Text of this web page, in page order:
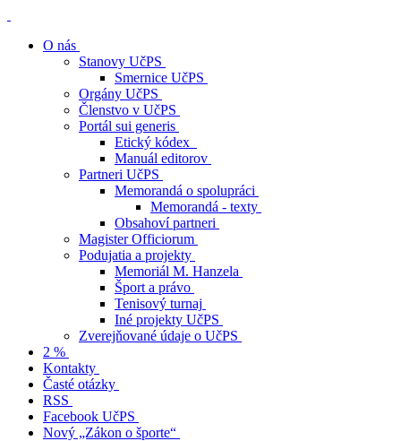
O nás
Stanovy UčPS
Smernice UčPS
Orgány UčPS
Členstvo v UčPS
Portál sui generis
Etický kódex
Manuál editorov
Partneri UčPS
Memorandá o spolupráci
Memorandá - texty
Obsahoví partneri
Magister Officiorum
Podujatia a projekty
Memoriál M. Hanzela
Šport a právo
Tenisový turnaj
Iné projekty UčPS
Zverejňované údaje o UčPS
2 %
Kontakty
Časté otázky
RSS
Facebook UčPS
Nový „Zákon o športe“